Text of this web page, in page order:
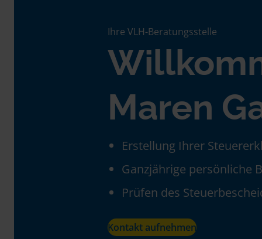
Ihre VLH-Beratungsstelle
Maren
Erstellung Ihrer
Ganzjährige persönliche
Prüfen des
Kontakt aufnehmen